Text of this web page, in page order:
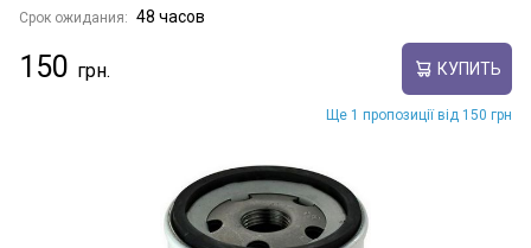
Срок ожидания: 48 часов
150 КУПИТЬ
Ще 1 пропозиції від 150 грн